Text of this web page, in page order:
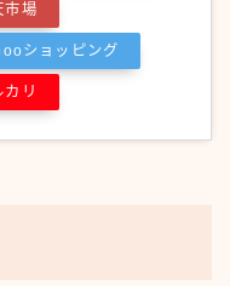
市場
ショッピング
カリ